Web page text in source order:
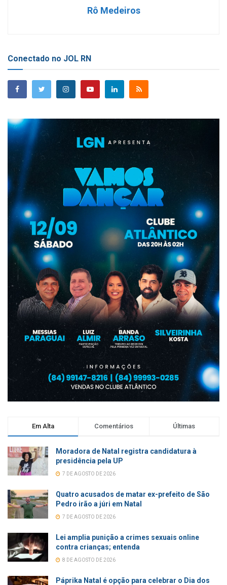
Rô Medeiros
Conectado no JOL RN
Em Alta Comentários Últimas
Moradora de Natal registra candidatura à
presidência pela UP
7 DE AGOSTO DE 2026
Quatro acusados de matar ex-prefeito de São
Pedro irão a júri em Natal
7 DE AGOSTO DE 2026
Lei amplia punição a crimes sexuais online
contra crianças; entenda
8 DE AGOSTO DE 2026
Páprika Natal é opção para celebrar o Dia dos